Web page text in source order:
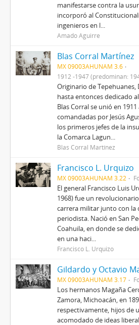
manifestarse contra la
incorporó al
ingenieros en l...
Amado Aguirre
Blas Corral Martínez
MX 09003AHUNAM 3.6
1912 -1947 (predominan:
Originario de Tepehuanes,
hasta entonces dedicado
Blas Corral se unió en 1911
comandadas por Jesús
los primeros jefes de la
la Comarca Lagun...
Blas Corral Martínez
Francisco L. Urquizo
MX 09003AHUNAM 3.22
El general Francisco Luis
1968) fue un
carrera militar junto con la
periodista. Nació en San
Coahuila, en donde se
en una haci...
Francisco L. Urquizo
Gildardo y Octavio
MX 09003AHUNAM 3.17
Los hermanos Magaña
Zamora, Michoacán, en
respectivamente, hijos de
acomodado de ideas